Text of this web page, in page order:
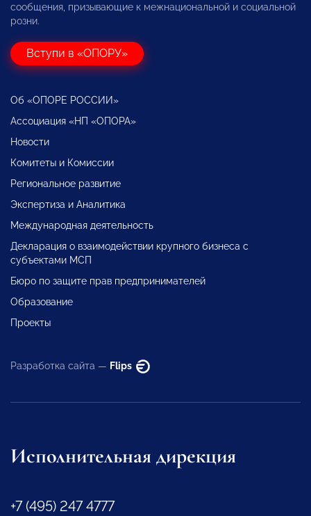
сообщения, призывающие к межнациональной и социальной
розни.
Вступи в «ОПОРУ»
Об «ОПОРЕ РОССИИ»
Ассоциация «НП «ОПОРА»
Новости
Комитеты и Комиссии
Региональное развитие
Экспертиза и Аналитика
Международная деятельность
Декларация о взаимодействии крупного бизнеса с
субъектами МСП
Бюро по защите прав предпринимателей
Образование
Проекты
Разработка сайта — Flips
Исполнительная дирекция
+7 (495) 247 4777